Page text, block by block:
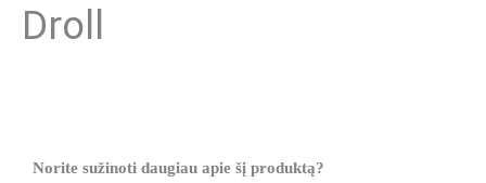
Droll
Norite sužinoti daugiau apie šį produktą?